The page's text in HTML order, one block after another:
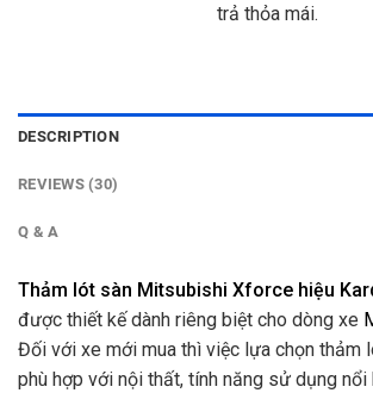
trả thỏa mái.
DESCRIPTION
REVIEWS (30)
Q & A
Thảm lót sàn Mitsubishi Xforce hiệu
được thiết kế dành riêng biệt cho dòng xe
Đối với xe mới mua thì việc lựa chọn thảm
phù hợp với nội thất, tính năng sử dụng